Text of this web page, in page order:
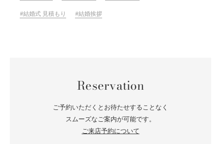
結婚式 見積もり 結婚挨拶
Reservation
ご予約いただくとお待たせすることなく
スムーズなご案内が可能です。
ご来店予約について